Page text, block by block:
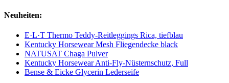
Neuheiten:
E·L·T Thermo Teddy-Reitleggings Rica, tiefblau
Kentucky Horsewear Mesh Fliegendecke black
NATUSAT Chaga Pulver
Kentucky Horsewear Anti-Fly-Nüsternschutz, Full
Bense & Eicke Glycerin Lederseife